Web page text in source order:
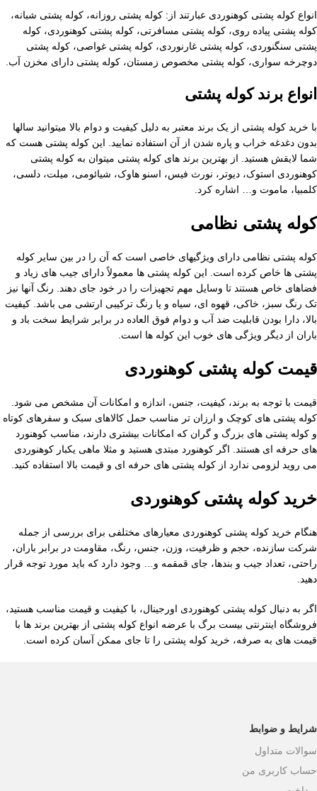
انواع کوله‌ پشتی کوهنوردی عبارتند از: کوله پشتی روزانه، کوله‌ پشتی شبانه،
کوله‌ پشتی پیاده ‌روی، کوله‌ پشتی مسافرتی، کوله‌ پشتی کوهنوردی، کوله
پشتی سنگنوردی، کوله پشتی غارنوردی، کوله پشتی غواصی، کوله‌ پشتی
دوچرخه سواری، کوله پشتی مخصوص زمستان، کوله پشتی دارای مخزن آب.
انواع برند کوله پشتی
با خرید کوله پشتی از یک برند معتبر به دلیل کیفیت و دوام بالا میتوانید سالها
بدون دغدغه خراب و پاره شدن از آن استفاده نمایید. این کوله پشتی هست که
شما لایقش هستید. از بهترین برند های کوله پشتی میتوان به کوله پشتی
کوهنوردی استوک، دیوتر، نورث فیس، اسنو هاوک، شیائومی، میلت، دلسی،
کلمبیا، ماموت و… اشاره کرد.
کوله پشتی نظامی
کوله پشتی نظامی دارای ویژگیهای خاصی است که آن را در بین سایر کوله
پشتی ها خاص کرده است. این کوله پشتی ها معمولاً دارای جیب های زیاد و
فضاهای خاص هستند تا وسایل مهم تجهیزات را در خود جای دهند. رنگ آنها نیز
تک رنگ سبز، خاکی، قهوه ای، سیاه و یا رنگ ترکیبی ارتشی می باشد. کیفیت
بالا، دارا بودن قابلیت ضد آب و دوام فوق العاده در برابر شرایط سخت باد و
باران از دیگر ویژگی های خوب این کوله ها است.
قیمت کوله پشتی کوهنوردی
قیمت با توجه به برند، کیفیت، جنس، اندازه و امکانات آن مشخص می ‌شود.
کوله‌ پشتی های کوچک و ارزان ‌تر مناسب حمل کالاهای سبک و سفرهای کوتاه
و کوله پشتی های بزرگ و گران که امکانات بیشتری دارند، مناسب کوهنورد
های حرفه ای هستند. اگر کوهنورد مبتدی هستید و مثلا ماهی یکبار کوهنوردی
می روید لزومی ندارد از کوله پشتی های حرفه ای و قیمت بالا استفاده کنید.
خرید کوله پشتی کوهنوردی
هنگام خرید کوله پشتی کوهنوردی معیارهای مختلفی برای بررسی از جمله
شرکت سازنده، حجم و ظرفیت، وزن، جنس، رنگ، مقاومت در برابر باران،
راحتی، تعداد جیب و بندها، جای قمقمه و… وجود دارد که باید مورد توجه قرار
دهید.
اگر به دنبال کوله پشتی کوهنوردی اورجینال، با کیفیت و قیمت مناسب هستید،
فروشگاه اینترنتی بیست برگ با عرضه انواع کوله پشتی از بهترین برند ها با
قیمت های به صرفه، خرید کوله پشتی را تا جای ممکن آسان کرده است.
شرایط و ضوابط
سوالات متداول
حساب کاربری من